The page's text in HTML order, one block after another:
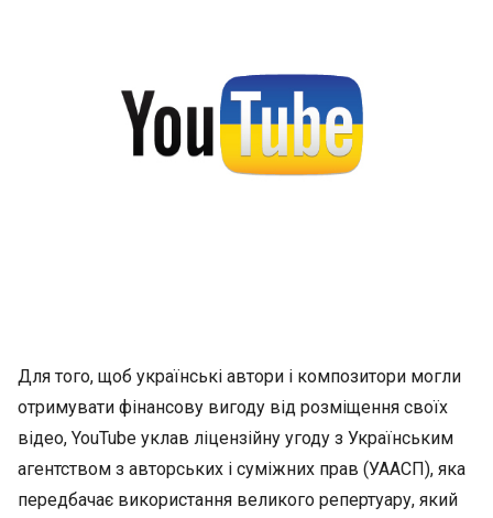
Для того, щоб українські автори і композитори могли
отримувати фінансову вигоду від розміщення своїх
відео, YouTube уклав ліцензійну угоду з Українським
агентством з авторських і суміжних прав (УААСП), яка
передбачає використання великого репертуару, який